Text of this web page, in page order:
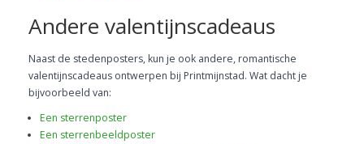
Andere valentijnscadeaus
Naast de stedenposters, kun je ook andere, romantische
valentijnscadeaus ontwerpen bij Printmijnstad. Wat dacht je
bijvoorbeeld van:
Een sterrenposter
Een sterrenbeeldposter